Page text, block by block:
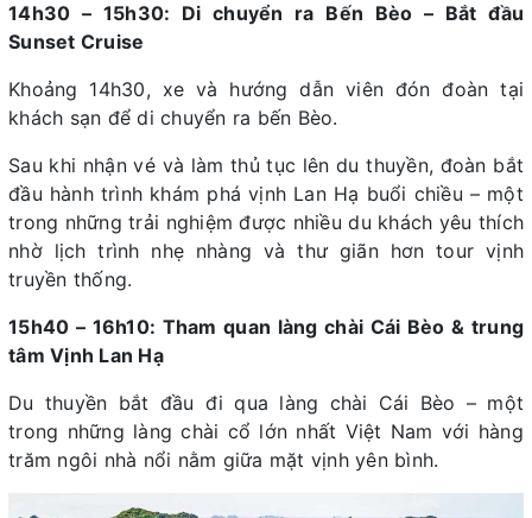
14h30 – 15h30: Di chuyển ra Bến Bèo – Bắt đầu
Sunset Cruise
Khoảng 14h30, xe và hướng dẫn viên đón đoàn tại
khách sạn để di chuyển ra bến Bèo.
Sau khi nhận vé và làm thủ tục lên du thuyền, đoàn bắt
đầu hành trình khám phá vịnh Lan Hạ buổi chiều – một
trong những trải nghiệm được nhiều du khách yêu thích
nhờ lịch trình nhẹ nhàng và thư giãn hơn tour vịnh
truyền thống.
15h40 – 16h10: Tham quan làng chài Cái Bèo & trung
tâm Vịnh Lan Hạ
Du thuyền bắt đầu đi qua làng chài Cái Bèo – một
trong những làng chài cổ lớn nhất Việt Nam với hàng
trăm ngôi nhà nổi nằm giữa mặt vịnh yên bình.